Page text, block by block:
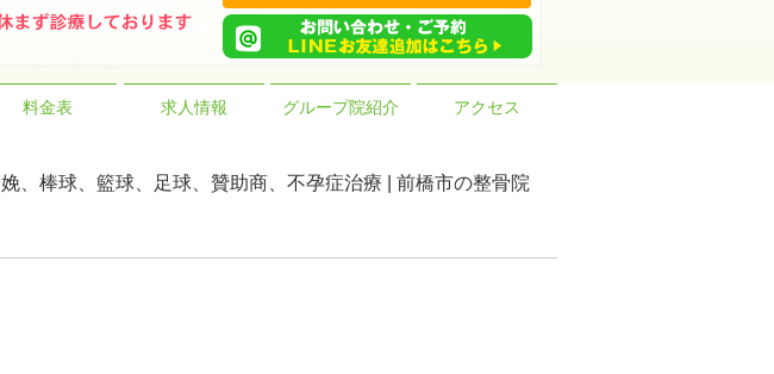
料金表 求人情報 グループ院紹介 アクセス
、棒球、籃球、足球、贊助商、不孕症治療 | 前橋市の整骨院